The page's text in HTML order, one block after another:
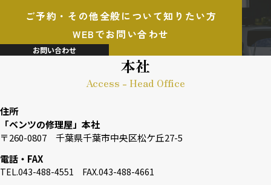
ご予約・その他全般について知りたい方
WEBでお問い合わせ
お問い合わせ
本社
Access - Head Office
住所
「ベンツの修理屋」本社
〒260-0807 千葉県千葉市中央区松ケ丘27-5
電話・FAX
TEL.043-488-4551 FAX.043-488-4661